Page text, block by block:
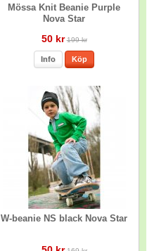
Mössa Knit Beanie Purple
Nova Star
50 kr 199 kr
Info Köp
W-beanie NS black Nova Star